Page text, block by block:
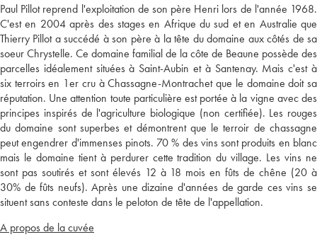
Paul Pillot reprend l'exploitation de son père Henri lors de l'année 1968.
C'est en 2004 après des stages en Afrique du sud et en Australie que
Thierry Pillot a succédé à son père à la tête du domaine aux côtés de sa
soeur Chrystelle. Ce domaine familial de la côte de Beaune possède des
parcelles idéalement situées à Saint-Aubin et à Santenay. Mais c'est à
six terroirs en 1er cru à Chassagne-Montrachet que le domaine doit sa
réputation. Une attention toute particulière est portée à la vigne avec des
principes inspirés de l'agriculture biologique (non certifiée). Les rouges
du domaine sont superbes et démontrent que le terroir de chassagne
peut engendrer d'immenses pinots. 70 % des vins sont produits en blanc
mais le domaine tient à perdurer cette tradition du village. Les vins ne
sont pas soutirés et sont élevés 12 à 18 mois en fûts de chêne (20 à
30% de fûts neufs). Après une dizaine d'années de garde ces vins se
situent sans conteste dans le peloton de tête de l'appellation.
A propos de la cuvée